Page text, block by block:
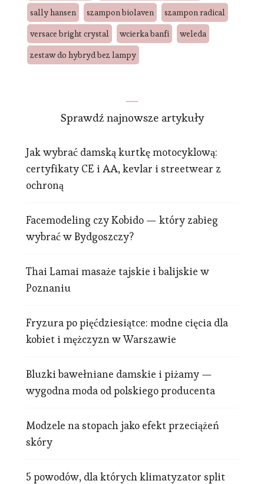
sally hansen
szampon biolaven
szampon radical
versace bright crystal
wcierka banfi
weleda
zestaw do hybryd bez lampy
Sprawdź najnowsze artykuły
Jak wybrać damską kurtkę motocyklową:
certyfikaty CE i AA, kevlar i streetwear z
ochroną
Facemodeling czy Kobido — który zabieg
wybrać w Bydgoszczy?
Thai Lamai masaże tajskie i balijskie w
Poznaniu
Fryzura po pięćdziesiątce: modne cięcia dla
kobiet i mężczyzn w Warszawie
Bluzki bawełniane damskie i piżamy —
wygodna moda od polskiego producenta
Modzele na stopach jako efekt przeciążeń
skóry
5 powodów, dla których klimatyzator split